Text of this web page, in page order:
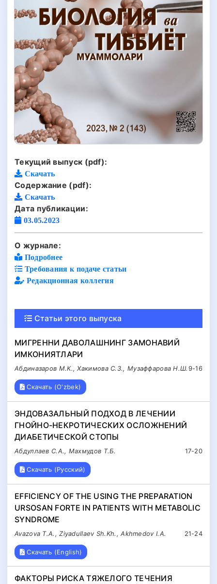
Текущий выпуск (pdf):
Скачать
Содержание (pdf):
Скачать
Дата публикации:
03.05.2023
О журнале:
Подробнее
Требования к подаче статьи
Редакционная коллегия
Статьи этого выпуска
МИГРЕННИ ДАВОЛАШНИНГ ЗАМОНАВИЙ
ИМКОНИЯТЛАРИ
9-16
Aбдиназаров М.К., Хакимова С.З., Музаффарова Н.Ш.
Скачать (O'zbek)
ЭНДОВАЗАЛЬНЫЙ ПОДХОД В ЛЕЧЕНИИ
ГНОЙНО-НЕКРОТИЧЕСКИХ ОСЛОЖНЕНИЙ
ДИАБЕТИЧЕСКОЙ СТОПЫ
17-20
Абдуллаев С.А., Махмудов Т.Б.
Скачать (Русский)
EFFICIENCY OF THE USING THE PREPARATION
URSOSAN FORTE IN PATIENTS WITH METABOLIC
SYNDROME
21-24
Avazova T.A., Ziyadullaev Sh.Kh., Akhmedov I.A.
Скачать (English)
ФАКТОРЫ РИСКА ТЯЖЕЛОГО ТЕЧЕНИЯ